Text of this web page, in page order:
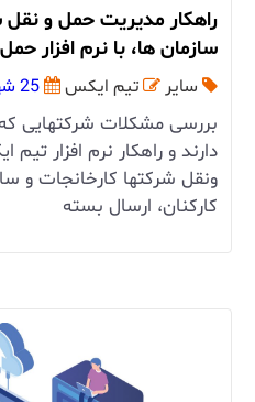
راهکار مدیریت حمل و
سازمان ها، با نرم افزار
سایر تیم ایکس 25 شهریور 1402
بررسی مشکلات شرکتهایی
دارند و راهکار نرم افزار
ونقل شرکتها کارخانجات و
کارکنان، ارسال بسته